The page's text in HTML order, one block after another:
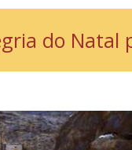
do Natal